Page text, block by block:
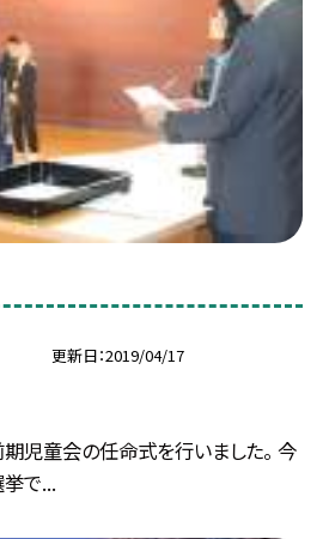
更新日 2019/04/17
児童会の任命式を行いました。 今
で...